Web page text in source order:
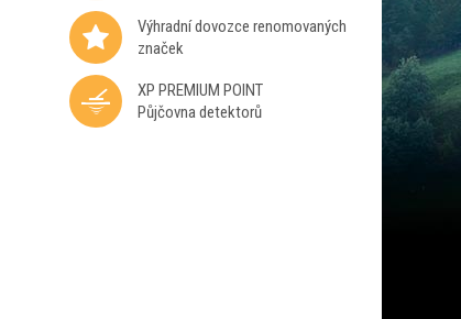
Výhradní dovozce renomovaných
značek
XP PREMIUM POINT
Půjčovna detektorů